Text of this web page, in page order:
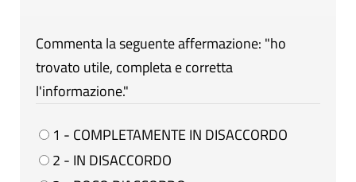
Commenta la seguente affermazione: "ho
trovato utile, completa e corretta
l'informazione."
1 - COMPLETAMENTE IN DISACCORDO
2 - IN DISACCORDO